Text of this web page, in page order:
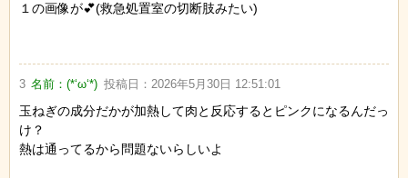
１の画像が💕(救急処置室の切断肢みたい)
3 名前：(*‘ω‘*) 投稿日： 2026年5月30日 12:51:01
玉ねぎの成分だかが加熱して肉と反応するとピンクになるんだっ
け？
熱は通ってるから問題ないらしいよ